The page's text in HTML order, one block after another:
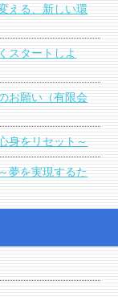
える、新しい環
スタートしよ
お願い（有限会
身をリセット～
夢を実現するた